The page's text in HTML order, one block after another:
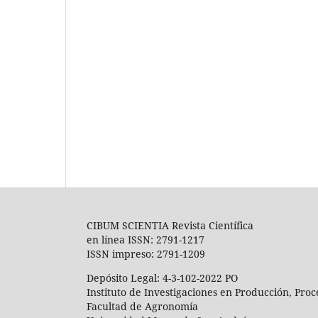
CIBUM SCIENTIA Revista Científica
en línea ISSN: 2791-1217
ISSN impreso: 2791-1209
Depósito Legal: 4-3-102-2022 PO
Instituto de Investigaciones en Producción,
Facultad de Agronomía